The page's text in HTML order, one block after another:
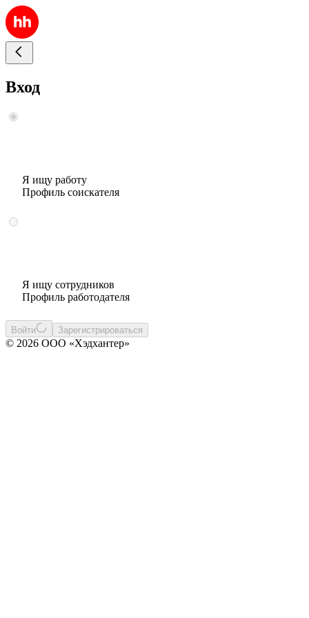
Вход
Я ищу работу
Профиль соискателя
Я ищу сотрудников
Профиль работодателя
Войти Зарегистрироваться
© 2026 ООО «Хэдхантер»